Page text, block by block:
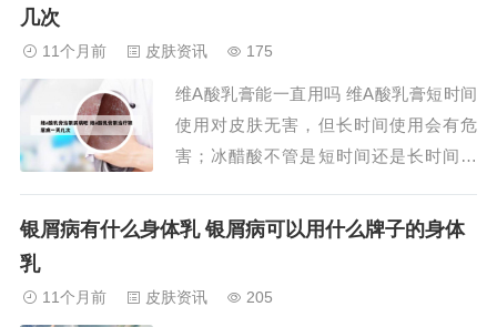
意，任何药物的效果都可能因人而异，且
使用前应咨询...
几次
11个月前 皮肤资讯 175
维A酸乳膏能一直用吗 维A酸乳膏短时间
使用对皮肤无害，但长时间使用会有危
害；冰醋酸不管是短时间还是长时间使
短时间使用：对皮肤通常没有危害，可以
害，如有皮肤刺激症状，应立即停药。皮
银屑病有什么身体乳 银屑病可以用什么牌子的身体
乳
11个月前 皮肤资讯 205